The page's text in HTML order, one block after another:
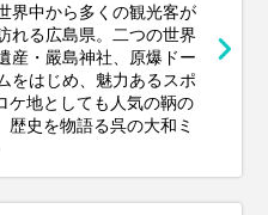
界中から多くの観光客が
れる広島県。二つの世界
産・嚴島神社、原爆ドー
をはじめ、魅力あるスポ
ケ地としても人気の鞆の
史を物語る呉の大和ミ